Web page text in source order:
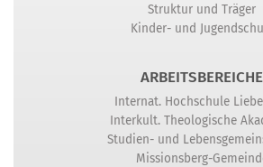
Struktur und Träger
Kinder- und
ARBEITSBEREICHE
Internat. Hochschule
Interkult. Theologische
Studien- und
Missionsberg-